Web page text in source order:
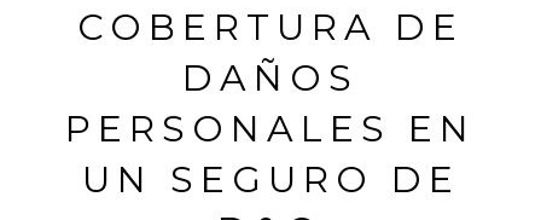
COBERTURA DE
DAÑOS
PERSONALES EN
UN SEGURO DE